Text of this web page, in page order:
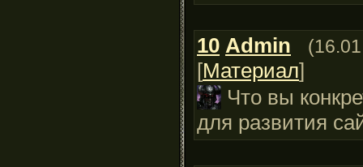
10 Admin
[Материал]
Что вы
для развития